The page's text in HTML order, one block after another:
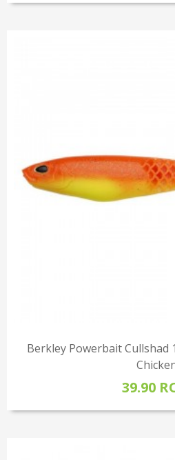
Berkley Powerbait Cullshad
39.90